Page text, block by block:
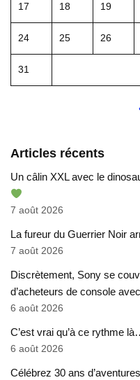
17 18 19
24 25 26
31
Articles récents
Un câlin XXL avec le
7 août 2026
La fureur du Guerrier Noir
7 août 2026
Discrètement, Sony se
d’acheteurs de console
6 août 2026
C’est vrai qu’à ce rythme
6 août 2026
Célébrez 30 ans